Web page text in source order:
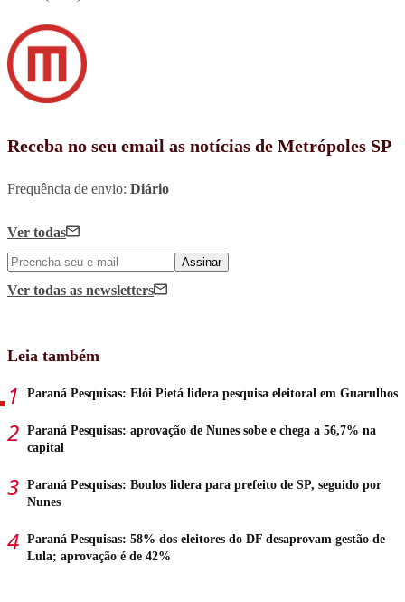
Receba no seu email as notícias de Metrópoles SP
Frequência de envio: Diário
Ver todas
Assinar
Ver todas as newsletters
Leia também
Paraná Pesquisas: Elói Pietá lidera pesquisa eleitoral em Guarulhos
Paraná Pesquisas: aprovação de Nunes sobe e chega a 56,7% na
capital
Paraná Pesquisas: Boulos lidera para prefeito de SP, seguido por
Nunes
Paraná Pesquisas: 58% dos eleitores do DF desaprovam gestão de
Lula; aprovação é de 42%